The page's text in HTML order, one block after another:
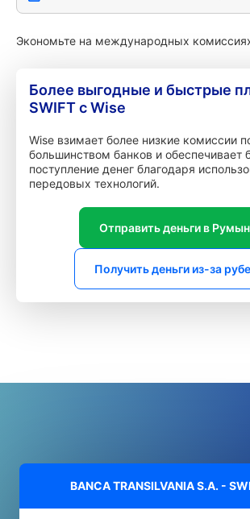
Экономьте на международных
Более выгодные и быстрые
SWIFT с Wise
Wise взимает более низкие комиссии
большинством банков и обеспечивает
поступление денег благодаря
передовых технологий.
Отправить деньги в
Получить деньги из-за
BANCA TRANSILVANIA S.A. -